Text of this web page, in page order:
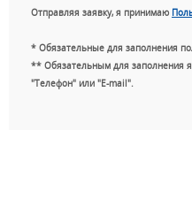
Отправляя заявку, я принимаю
* Обязательные для заполнения
** Обязательным для заполнения
"Телефон" или "E-mail".